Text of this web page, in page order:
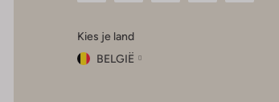
InstagramFacebook
Kies je land
BELGIË